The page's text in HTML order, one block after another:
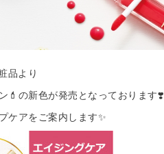
品より
💄の新色が発売となっております❣️
ケアをご案内します✨